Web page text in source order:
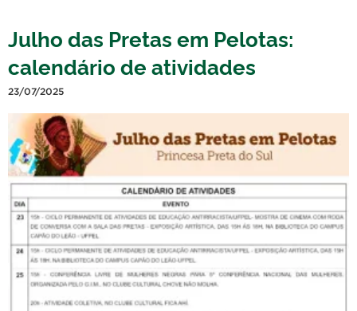
Julho das Pretas em Pelotas:
calendário de atividades
23/07/2025